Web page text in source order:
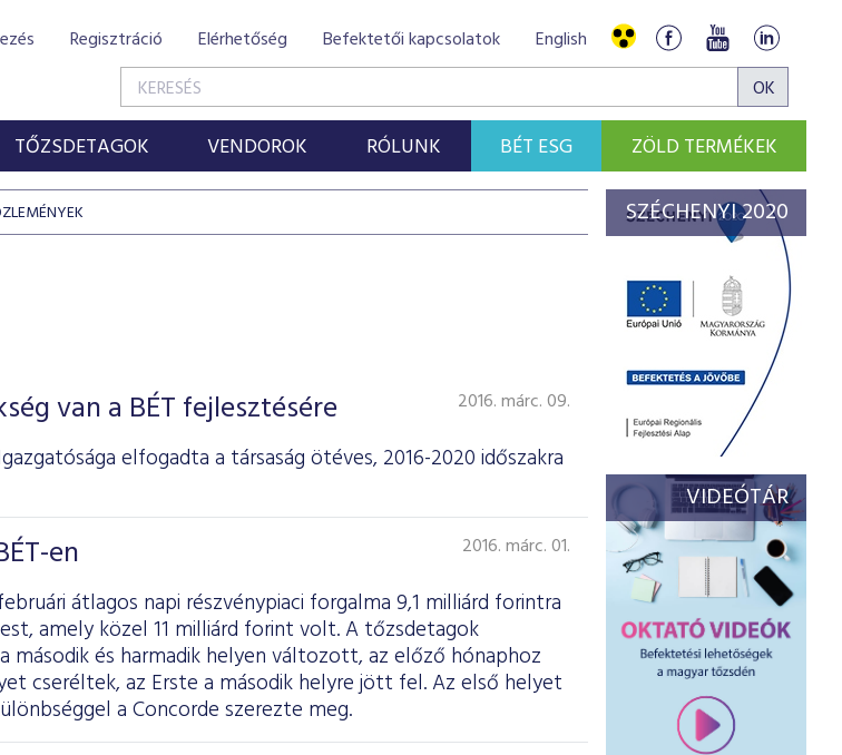
Regisztráció Elérhetőség Befektetői kapcsolatok English
TŐZSDETAGOK VENDOROK RÓLUNK BÉT ESG ZÖLD TERMÉKEK
van a BÉT fejlesztésére 2016. márc. 09.
elfogadta a társaság ötéves, 2016-2020 időszakra
en 2016. márc. 01.
átlagos napi részvénypiaci forgalma 9,1 milliárd forintra
amely közel 11 milliárd forint volt. A tőzsdetagok
második és harmadik helyen változott, az előző hónaphoz
cseréltek, az Erste a második helyre jött fel. Az első helyet
a Concorde szerezte meg.
SZÉCHENYI 2020
VIDEÓTÁR